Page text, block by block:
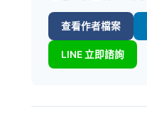
查看作者檔案
LINE 立即諮詢